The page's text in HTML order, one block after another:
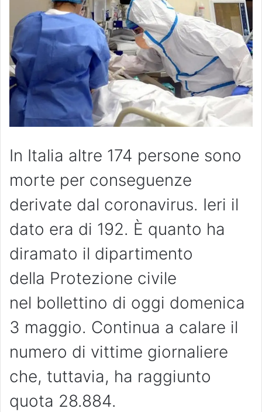
In Italia altre 174 persone sono
morte per conseguenze
derivate dal coronavirus. Ieri il
dato era di 192. È quanto ha
diramato il dipartimento
della Protezione civile
nel bollettino di oggi domenica
3 maggio. Continua a calare il
numero di vittime giornaliere
che, tuttavia, ha raggiunto
quota 28.884.